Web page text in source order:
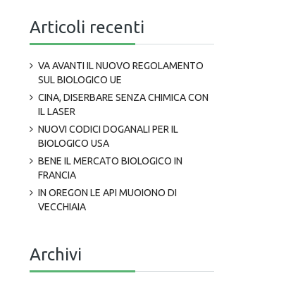
Articoli recenti
VA AVANTI IL NUOVO REGOLAMENTO
SUL BIOLOGICO UE
CINA, DISERBARE SENZA CHIMICA CON
IL LASER
NUOVI CODICI DOGANALI PER IL
BIOLOGICO USA
BENE IL MERCATO BIOLOGICO IN
FRANCIA
IN OREGON LE API MUOIONO DI
VECCHIAIA
Archivi